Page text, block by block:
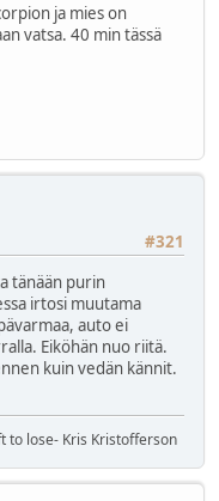
ja mies on
vatsa. 40 min tässä
#321
tänään purin
irtosi muutama
auto ei
Eiköhän nuo riitä.
kuin vedän kännit.
to lose- Kris Kristofferson